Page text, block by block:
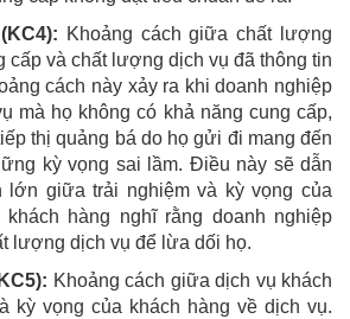
Khoảng cách giữa chất lượng
cấp và chất lượng dịch vụ đã thông tin
cách này xảy ra khi doanh nghiệp
mà họ không có khả năng cung cấp,
thị quảng bá do họ gửi đi mang đến
kỳ vọng sai lầm. Điều này sẽ dẫn
lớn giữa trải nghiệm và kỳ vọng của
khách hàng nghĩ rằng doanh nghiệp
lượng dịch vụ để lừa dối họ.
Khoảng cách giữa dịch vụ khách
kỳ vọng của khách hàng về dịch vụ.